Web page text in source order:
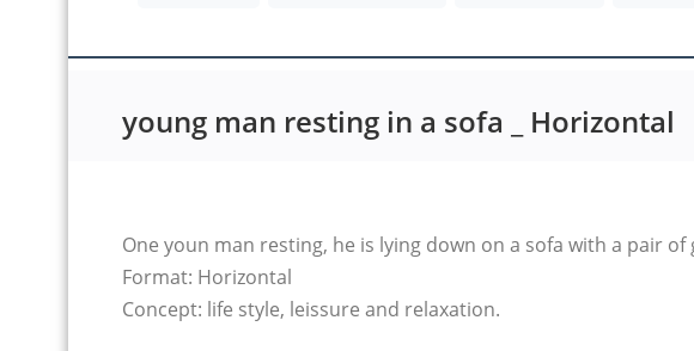
young man resting in a sofa _ Horizontal
One youn man resting, he is lying down on a sofa with a pair of
Format: Horizontal
Concept: life style, leissure and relaxation.